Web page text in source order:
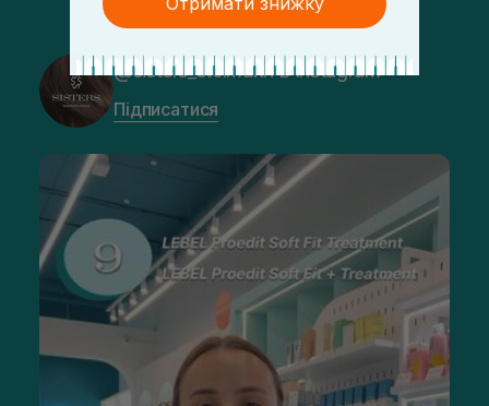
@sisters_stelmakh в Instagram
Підписатися